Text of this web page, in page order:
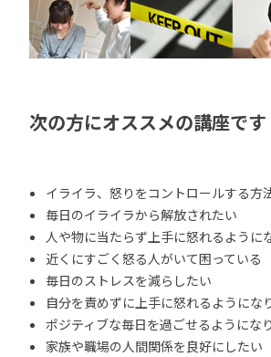
次の方にオススメの講座です
イライラ、怒りをコントロールする方
毎日のイライラから解放されたい
人や物に当たらず上手に怒れるように
近くにすごく怒る人がいて困っている
毎日のストレスを減らしたい
自分を責めずに上手に怒れるようにな
ポジティブな毎日を過ごせるようにな
家族や職場の人間関係を良好にしたい